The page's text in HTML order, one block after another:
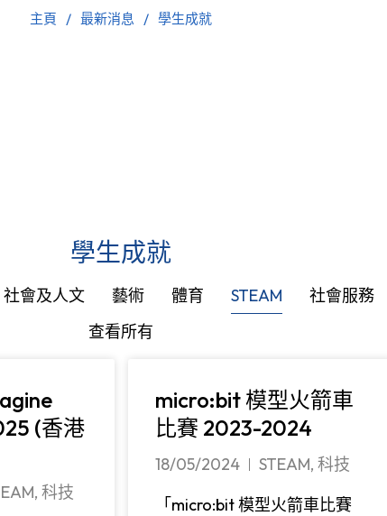
主頁 最新消息 學生成就
學生成就
查看所有
藝術
會及人文 體育 社會服務
STEAM
(香港
, 科技
micro:bit 模型火箭車
比賽 2023-2024
18/05/2024 STEAM, 科技
「micro:bit 模型火箭車比賽